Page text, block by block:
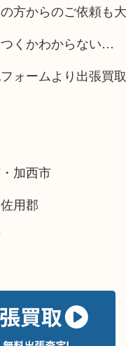
方からのご依頼も大
くかわからない…
ォームより出張買
加西市
用郡